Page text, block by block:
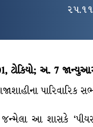
૨૫.૧૧
ટોકિયો; અ. 7
આ શાસકે